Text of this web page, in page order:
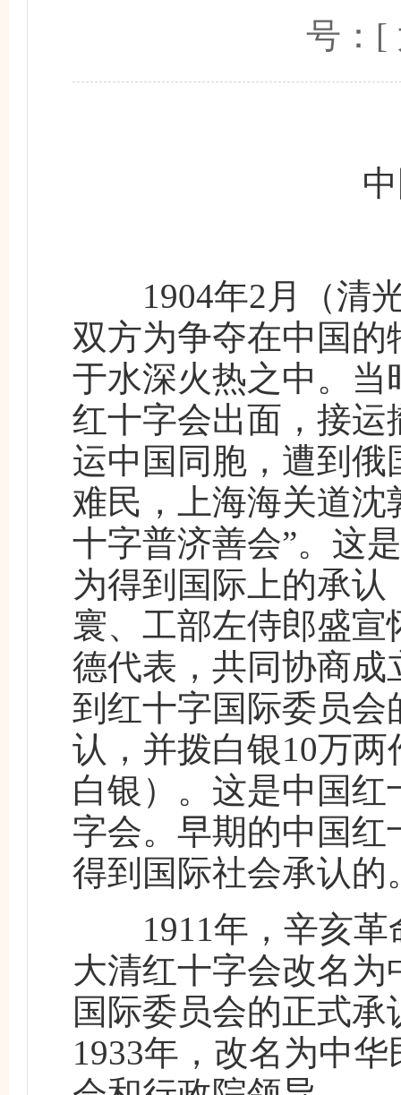
号：[
1904年2月（清光
双方为争夺在中国
于水深火热之中。
红十字会出面，接
运中国同胞，遭到
难民，上海海关道沈
十字普济善会”。这
为得到国际上的承认
寰、工部左侍郎盛
德代表，共同协商成
到红十字国际委员
认，并拨白银10万
白银）。这是中国红
字会。早期的中国
得到国际社会承认的
1911年，辛亥革
大清红十字会改名为
国际委员会的正式
1933年，改名为中华